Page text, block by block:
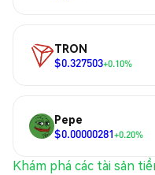
TRON
$0.327503+0.10%
Pepe
$0.00000281+0.20%
Khám phá các tài sản